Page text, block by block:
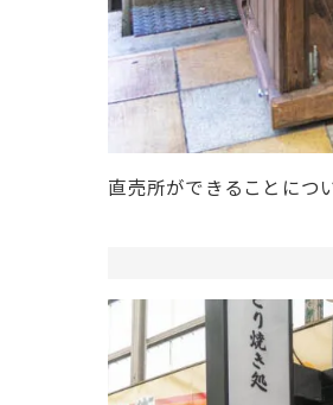
直売所ができることにつ